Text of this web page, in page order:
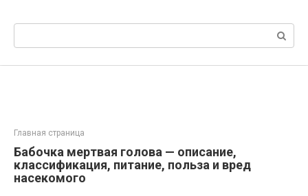
Главная страница
Бабочка мертвая голова — описание,
классификация, питание, польза и вред
насекомого